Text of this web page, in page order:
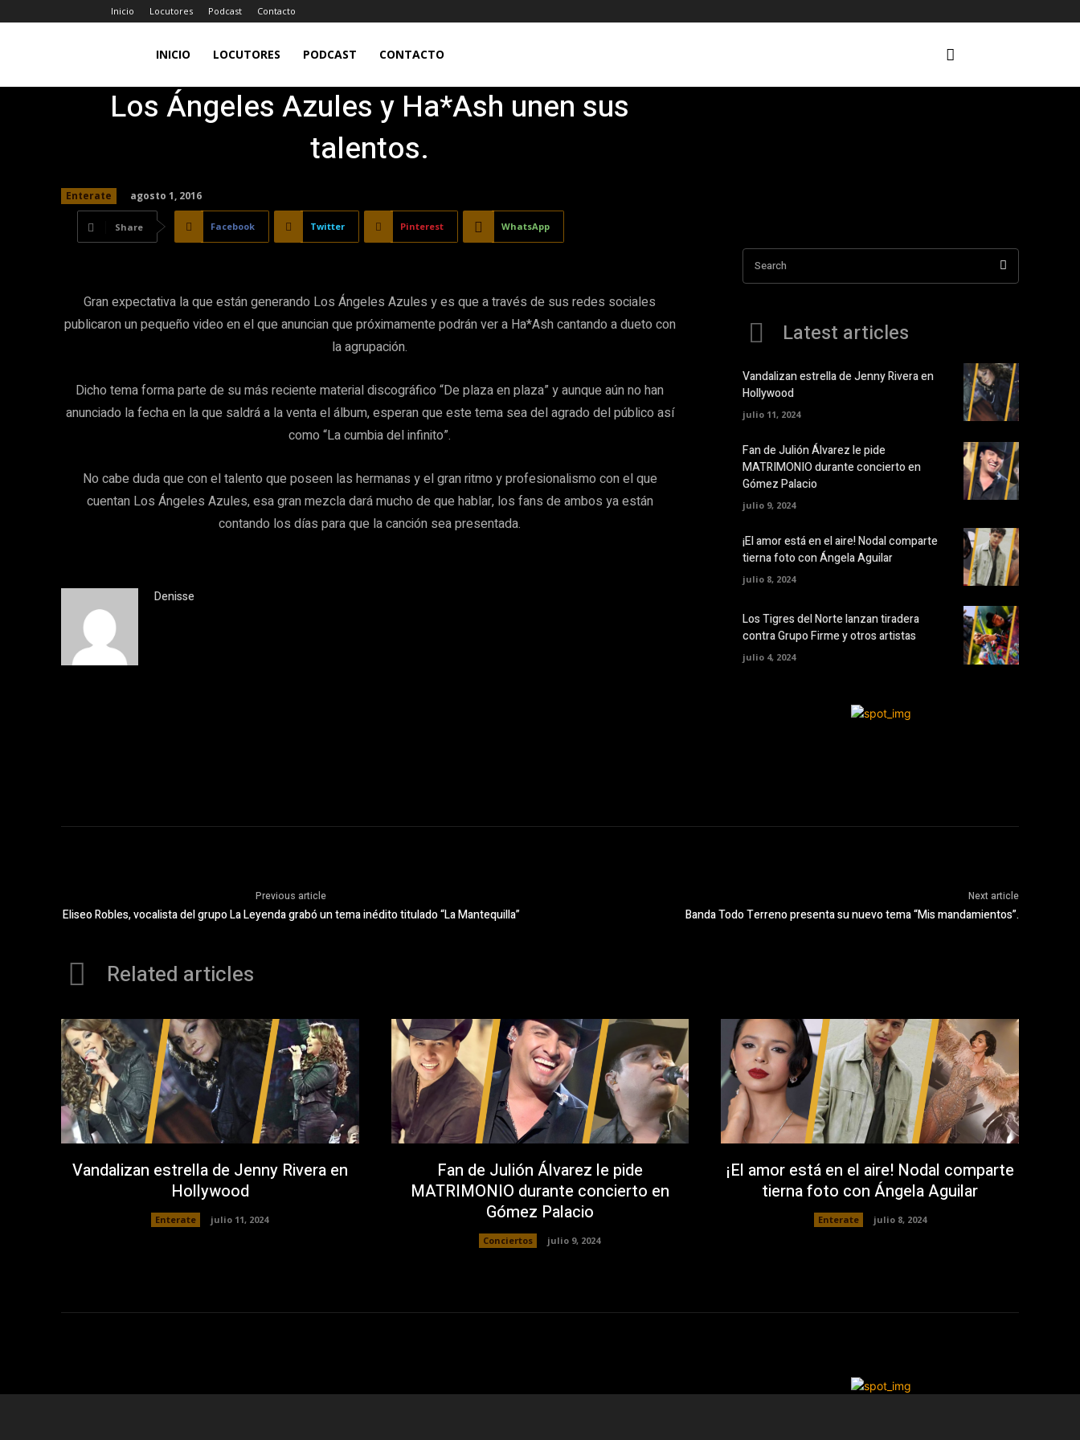
Inicio Locutores Podcast Contacto
JEFA
INICIO LOCUTORES PODCAST CONTACTO
Los Ángeles Azules y Ha*Ash unen sus
talentos.
Enterate agosto 1, 2016
Share Facebook Twitter Pinterest WhatsApp
Gran expectativa la que están generando Los Ángeles Azules y es que a través de sus redes sociales
publicaron un pequeño video en el que anuncian que próximamente podrán ver a Ha*Ash cantando a dueto con
la agrupación.
Dicho tema forma parte de su más reciente material discográfico “De plaza en plaza” y aunque aún no han
anunciado la fecha en la que saldrá a la venta el álbum, esperan que este tema sea del agrado del público así
como “La cumbia del infinito”.
No cabe duda que con el talento que poseen las hermanas y el gran ritmo y profesionalismo con el que
cuentan Los Ángeles Azules, esa gran mezcla dará mucho de que hablar, los fans de ambos ya están
contando los días para que la canción sea presentada.
Denisse
Search
Latest articles
Vandalizan estrella de Jenny Rivera en
Hollywood
julio 11, 2024
Fan de Julión Álvarez le pide
MATRIMONIO durante concierto en
Gómez Palacio
julio 9, 2024
¡El amor está en el aire! Nodal comparte
tierna foto con Ángela Aguilar
julio 8, 2024
Los Tigres del Norte lanzan tiradera
contra Grupo Firme y otros artistas
julio 4, 2024
Previous article
Eliseo Robles, vocalista del grupo La Leyenda grabó un tema inédito titulado “La Mantequilla”
Next article
Banda Todo Terreno presenta su nuevo tema “Mis mandamientos”.
Related articles
Vandalizan estrella de Jenny Rivera en
Hollywood
Enterate julio 11, 2024
Fan de Julión Álvarez le pide
MATRIMONIO durante concierto en
Gómez Palacio
Conciertos julio 9, 2024
¡El amor está en el aire! Nodal comparte
tierna foto con Ángela Aguilar
Enterate julio 8, 2024